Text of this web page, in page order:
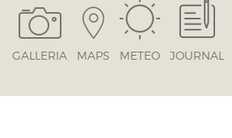
GALLERIA MAPS METEO JOURNAL